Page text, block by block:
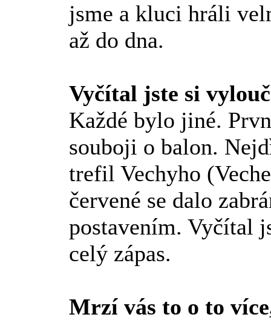
jsme a kluci hráli
až do dna.
Vyčítal jste si
Každé bylo jiné.
souboji o balon.
trefil Vechyho
červené se dalo
postavením. Vyčítal
celý zápas.
Mrzí vás to o to